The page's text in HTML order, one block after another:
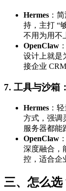
Hermes ：
持，主打 “
不用为用不
OpenClaw
设计上就是
接企业
7. 工具与沙箱
Hermes ：
方式，强调
服务器都能
OpenClaw
深度融合，
控，适合企
三、怎么